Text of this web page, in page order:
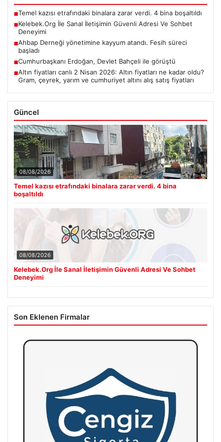
■Temel kazısı etrafındaki binalara zarar verdi. 4 bina boşaltıldı
■Kelebek.Org İle Sanal İletişimin Güvenli Adresi Ve Sohbet
Deneyimi
■Ahbap Derneği yönetimine kayyum atandı. Fesih süreci
başladı
■Cumhurbaşkanı Erdoğan, Devlet Bahçeli ile görüştü
■Altın fiyatları canlı 2 Nisan 2026: Altın fiyatları ne kadar oldu?
Gram, çeyrek, yarım ve cumhuriyet altını alış satış fiyatları
Güncel
08/08/2026
Temel kazısı etrafındaki binalara zarar verdi. 4 bina
boşaltıldı
08/08/2026
Kelebek.Org İle Sanal İletişimin Güvenli Adresi Ve Sohbet
Deneyimi
Son Eklenen Firmalar